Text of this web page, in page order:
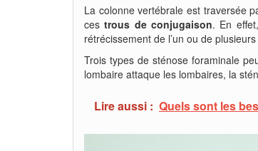
La colonne vertébrale est traversée
cestrous de conjugaison. En
rétrécissement de l’un ou de
Trois types de sténose foraminale
lombaire attaque les lombaires, la
Lire aussi : Quels sont les